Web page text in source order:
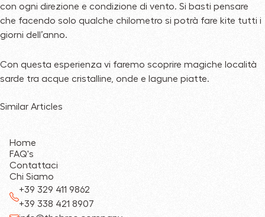
con ogni direzione e condizione di vento. Si basti pensare
che facendo solo qualche chilometro si potrà fare kite tutti i
giorni dell’anno.
Con questa esperienza vi faremo scoprire magiche località
sarde tra acque cristalline, onde e lagune piatte.
Similar Articles
Home
FAQ's
Contattaci
Chi Siamo
+39 329 411 9862
+39 338 421 8907